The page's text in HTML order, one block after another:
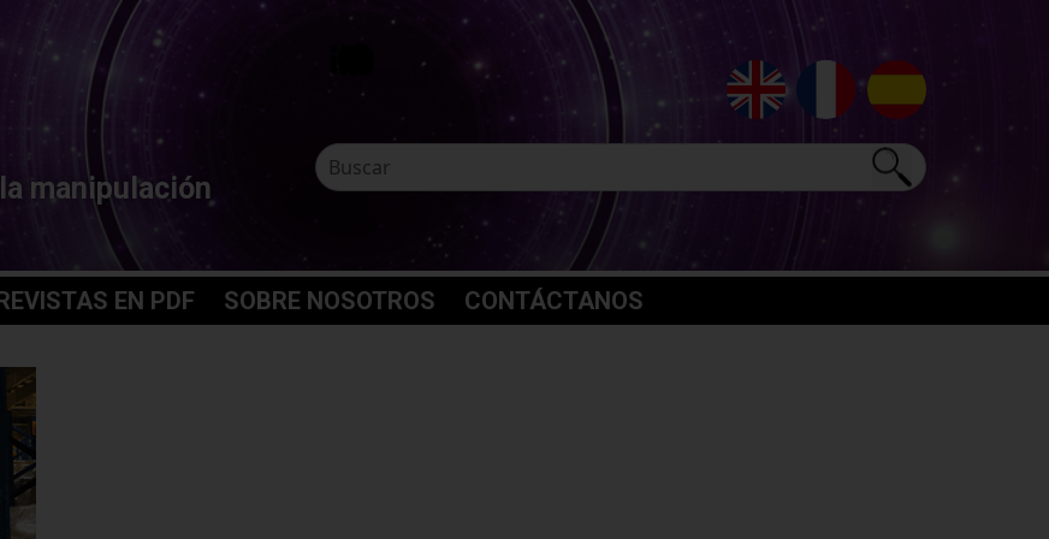
manipulación
EN PDF SOBRE NOSOTROS CONTÁCTANOS